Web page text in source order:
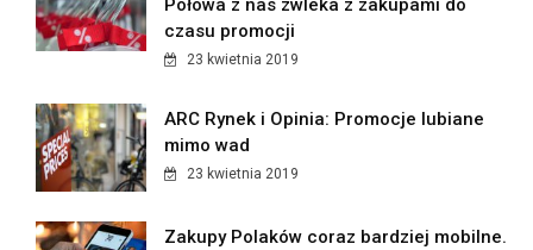
Połowa z nas zwleka z zakupami do
czasu promocji
23 kwietnia 2019
ARC Rynek i Opinia: Promocje lubiane
mimo wad
23 kwietnia 2019
Zakupy Polaków coraz bardziej mobilne.